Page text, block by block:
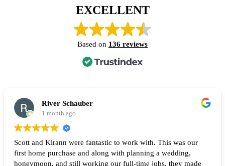
EXCELLENT
Based on 136 reviews
River Schauber
1 month ago
Scott and Kirann were fantastic to work with. This was our
first home purchase and along with planning a wedding,
honeymoon, and still working our full-time jobs, they made